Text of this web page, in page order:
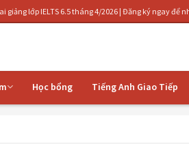
IELTS 6.5 tháng 4/2026 | Đăng ký ngay để nhận ưu
Học bổng Tiếng Anh Giao Tiếp